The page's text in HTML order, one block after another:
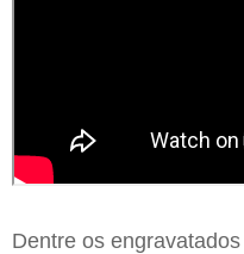
Dentre os